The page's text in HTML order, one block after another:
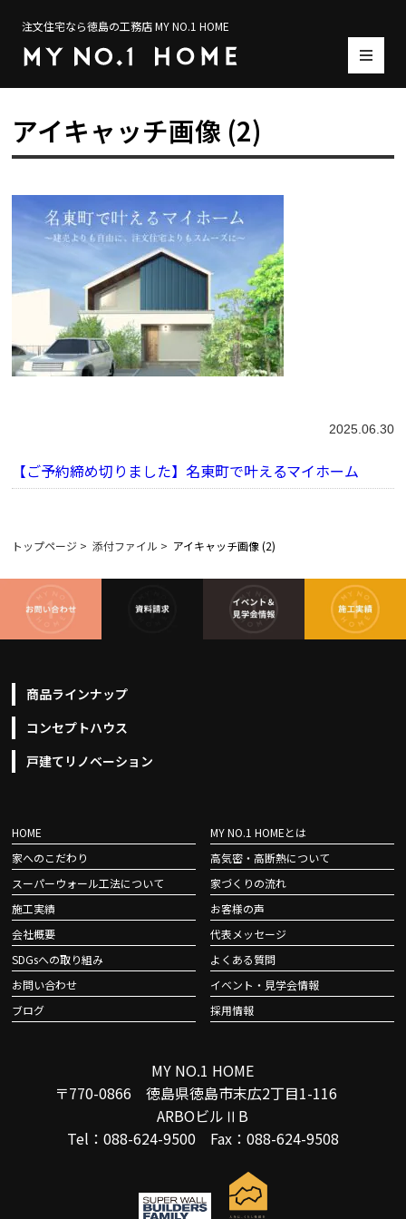
注文住宅なら徳島の工務店 MY NO.1 HOME
アイキャッチ画像 (2)
2025.06.30
【ご予約締め切りました】名東町で叶えるマイホーム
トップページ > 添付ファイル > アイキャッチ画像 (2)
商品ラインナップ
コンセプトハウス
戸建てリノベーション
HOME
MY NO.1 HOMEとは
家へのこだわり
高気密・高断熱について
スーパーウォール工法について
家づくりの流れ
施工実績
お客様の声
会社概要
代表メッセージ
SDGsへの取り組み
よくある質問
お問い合わせ
イベント・見学会情報
ブログ
採用情報
MY NO.1 HOME
〒770-0866 徳島県徳島市末広2丁目1-116
ARBOビルⅡB
Tel：088-624-9500 Fax：088-624-9508